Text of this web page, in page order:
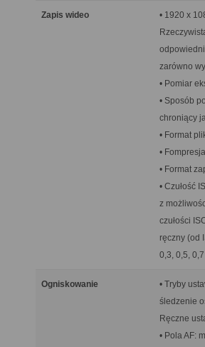
Zapis wideo
• 1920 x
zarówno
• Pomiar
• Sposób
chroniący
• Format
•
• Format
• Czułość
z
czułości
ręczny (od
0,3, 0,5,
Ogniskowanie
• Tryby
śledzenie
Ręczne
• Pola AF: